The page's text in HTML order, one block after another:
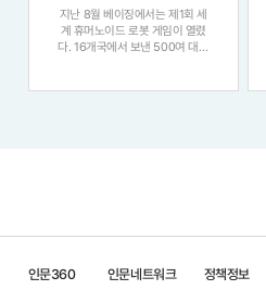
지난 8월 베이징에서는 제1회 세
계 휴머노이드 로봇 게임이 열렸
다. 16개국에서 보낸 500여 대의
현 단계 휴머노이드의 발전을 과시
인문360 인문네트워크 정책정보